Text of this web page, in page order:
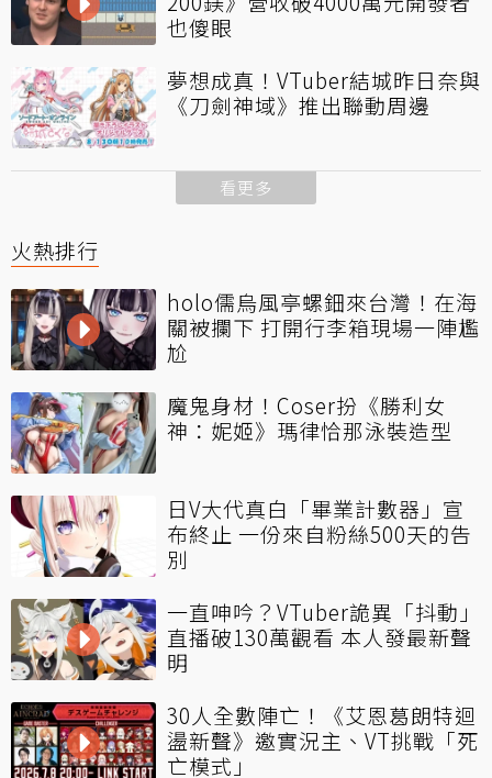
也傻眼
夢想成真！VTuber結城昨日奈與
《刀劍神域》推出聯動周邊
看更多
火熱排行
holo儒烏風亭螺鈿來台灣！在海
關被攔下 打開行李箱現場一陣尷
尬
魔鬼身材！Coser扮《勝利女
神：妮姬》瑪律恰那泳裝造型
日V大代真白「畢業計數器」宣
布終止 一份來自粉絲500天的告
別
一直呻吟？VTuber詭異「抖動」
直播破130萬觀看 本人發最新聲
明
30人全數陣亡！《艾恩葛朗特迴
盪新聲》邀實況主、VT挑戰「死
亡模式」